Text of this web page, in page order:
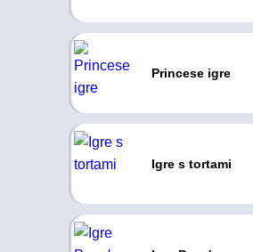
Princese igre
Igre s tortami